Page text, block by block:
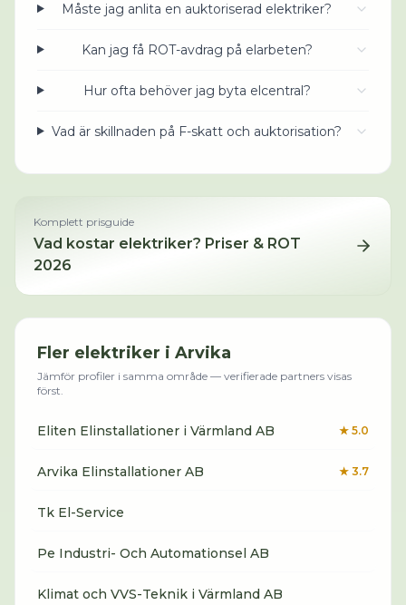
Måste jag anlita en auktoriserad elektriker?
Kan jag få ROT-avdrag på elarbeten?
Hur ofta behöver jag byta elcentral?
Vad är skillnaden på F-skatt och auktorisation?
Komplett prisguide
Vad kostar elektriker? Priser & ROT
2026
Fler elektriker i Arvika
Jämför profiler i samma område — verifierade partners visas
först.
Eliten Elinstallationer i Värmland AB ★ 5.0
Arvika Elinstallationer AB ★ 3.7
Tk El-Service
Pe Industri- Och Automationsel AB
Klimat och VVS-Teknik i Värmland AB